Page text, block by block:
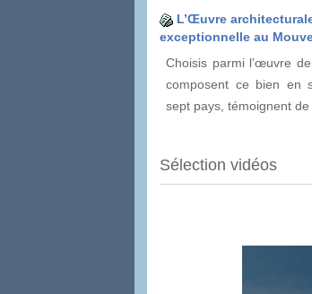
L’Œuvre
exceptionnelle au
Choisis parmi l’œuvre
composent ce bien en
sept pays, témoignent de
Sélection vidéos